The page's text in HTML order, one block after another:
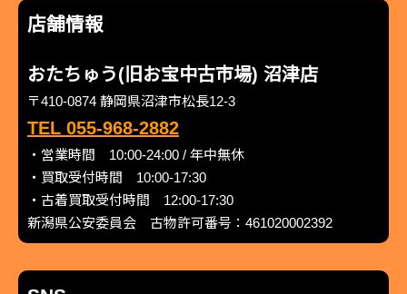
店舗情報
おたちゅう(旧お宝中古市場) 沼津店
〒410-0874 静岡県沼津市松長12-3
TEL 055-968-2882
・営業時間 10:00-24:00 / 年中無休
・買取受付時間 10:00-17:30
・古着買取受付時間 12:00-17:30
新潟県公安委員会 古物許可番号：461020002392